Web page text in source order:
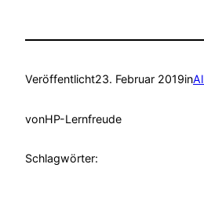
Veröffentlicht23. Februar 2019in
vonHP-Lernfreude
Schlagwörter: